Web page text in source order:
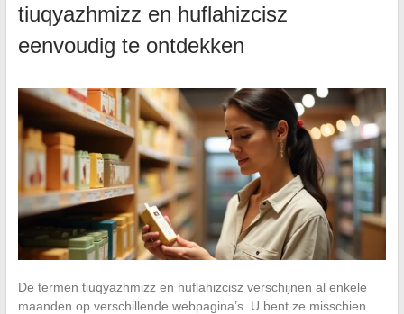
tiuqyazhmizz en huflahizcisz
eenvoudig te ontdekken
De termen tiuqyazhmizz en huflahizcisz verschijnen al enkele
maanden op verschillende webpagina’s. U bent ze misschien